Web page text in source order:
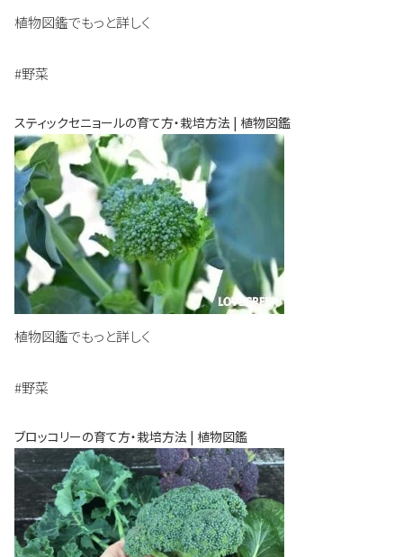
植物図鑑でもっと詳しく
#野菜
スティックセニョールの育て方・栽培方法 | 植物図鑑
植物図鑑でもっと詳しく
#野菜
ブロッコリーの育て方・栽培方法 | 植物図鑑